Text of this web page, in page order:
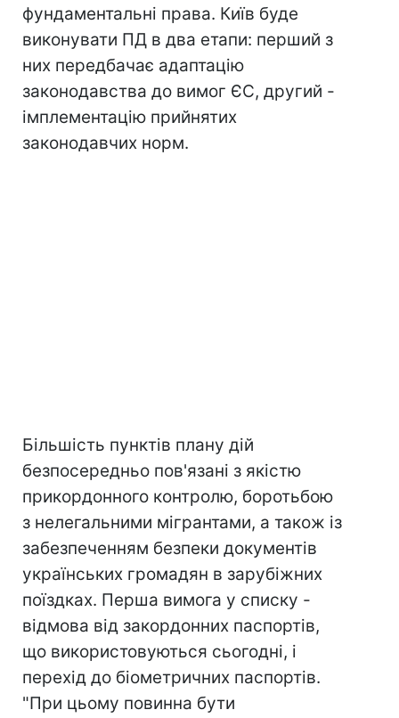
фундаментальні права. Київ буде
виконувати ПД в два етапи: перший з
них передбачає адаптацію
законодавства до вимог ЄС, другий -
імплементацію прийнятих
законодавчих норм.
Більшість пунктів плану дій
безпосередньо пов'язані з якістю
прикордонного контролю, боротьбою
з нелегальними мігрантами, а також із
забезпеченням безпеки документів
українських громадян в зарубіжних
поїздках. Перша вимога у списку -
відмова від закордонних паспортів,
що використовуються сьогодні, і
перехід до біометричних паспортів.
"При цьому повинна бути